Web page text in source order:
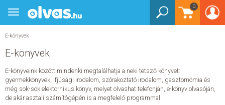
0
Toggle
navigation
E-könyvek
E-könyvek
E-könyveink között mindenki megtalálhatja a neki tetsző könyvet:
gyermekkönyvek, ifjúsági irodalom, szórakoztató irodalom, gasztornómia és
még sok-sok elektornikus könyv, melyet olvashat telefonján, e-könyv olvasóján,
de akár asztali számítógépén is a megfelelő programmal.
Könyvek
Könyvek
Gyermek és ifjúsági
3-5 éves
3-5 éves
Barátság
Akció, kaland, nyomozás
Mesekönyv
6-8 éves
6-8 éves